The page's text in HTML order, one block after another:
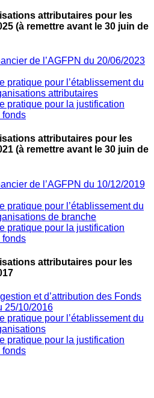
attributaires pour les
(à remettre avant le 30 juin de
de l’AGFPN du 20/06/2023
pratique pour l’établissement du
attributaires
pratique pour la justification
fonds
attributaires pour les
(à remettre avant le 30 juin de
de l’AGFPN du 10/12/2019
pratique pour l’établissement du
de branche
pratique pour la justification
fonds
attributaires pour les
et d’attribution des Fonds
25/10/2016
pratique pour l’établissement du
pratique pour la justification
fonds